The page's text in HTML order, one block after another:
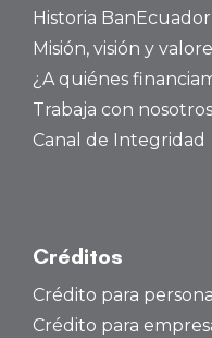
Historia BanEcuador
Misión, visión y
¿A quiénes
Trabaja con nosotros
Canal de Integridad
Créditos
Crédito para
Crédito para